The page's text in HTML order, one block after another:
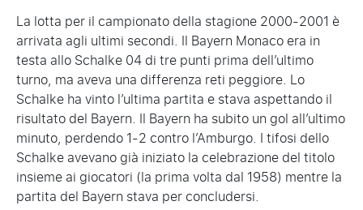
La lotta per il campionato della stagione 2000-2001 è
arrivata agli ultimi secondi. Il Bayern Monaco era in
testa allo Schalke 04 di tre punti prima dell’ultimo
turno, ma aveva una differenza reti peggiore. Lo
Schalke ha vinto l’ultima partita e stava aspettando il
risultato del Bayern. Il Bayern ha subito un gol all’ultimo
minuto, perdendo 1-2 contro l’Amburgo. I tifosi dello
Schalke avevano già iniziato la celebrazione del titolo
insieme ai giocatori (la prima volta dal 1958) mentre la
partita del Bayern stava per concludersi.